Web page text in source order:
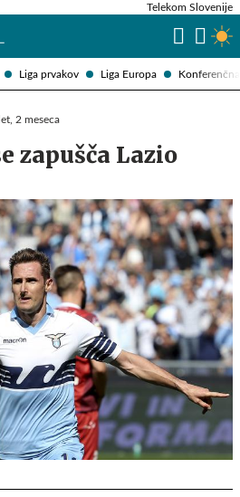
Liga prvakov Liga Europa
Telekom Slovenije
2 meseca
zapušča Lazio